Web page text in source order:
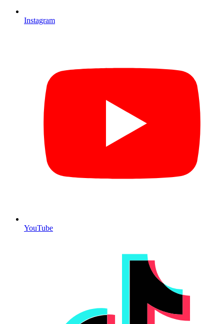
Instagram
YouTube